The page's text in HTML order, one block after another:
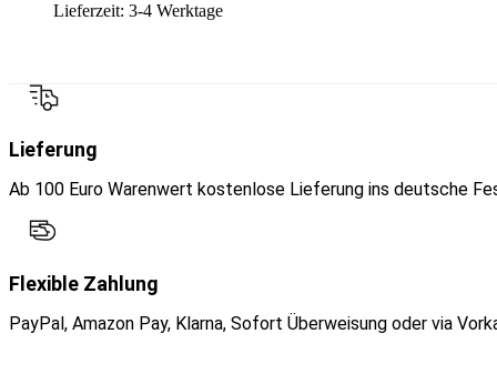
Lieferzeit: 3-4 Werktage
Lieferung
Ab 100 Euro Warenwert kostenlose Lieferung ins deutsche
Flexible Zahlung
PayPal, Amazon Pay, Klarna, Sofort Überweisung oder via